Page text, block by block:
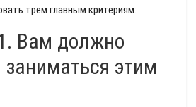
трем главным критериям:
Вам должно
заниматься этим